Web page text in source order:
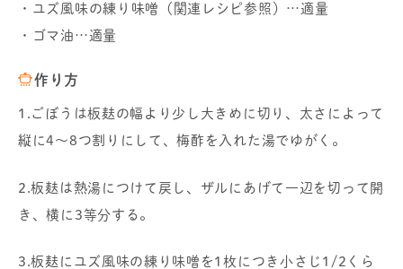
・ユズ風味の練り味噌（関連レシピ参照）…適量
・ゴマ油…適量
作り方
1.ごぼうは板麸の幅より少し大きめに切り、太さによって
縦に4～8つ割りにして、梅酢を入れた湯でゆがく。
2.板麸は熱湯につけて戻し、ザルにあげて一辺を切って開
き、横に3等分する。
3.板麸にユズ風味の練り味噌を1枚につき小さじ1/2くら